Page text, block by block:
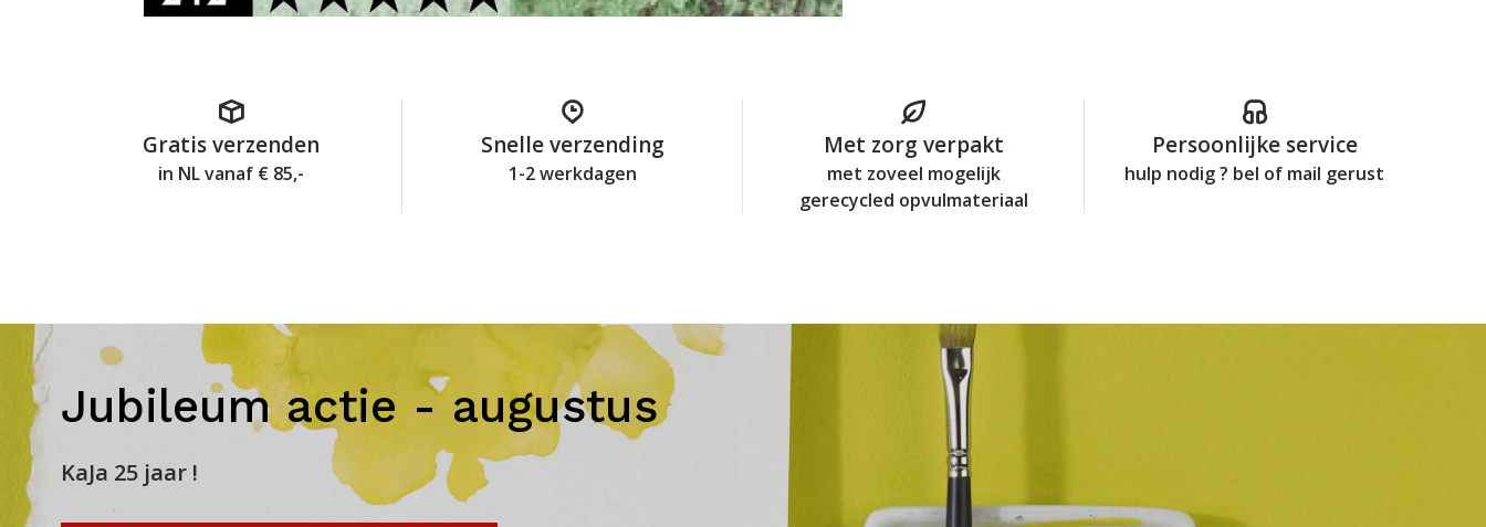
Gratis verzenden
in NL vanaf € 85,-
Snelle verzending
1-2 werkdagen
Met zorg verpakt
met zoveel mogelijk
gerecycled opvulmateriaal
Persoonlijke service
hulp nodig ? bel of mail gerust
Jubileum actie - augustus
KaJa 25 jaar !